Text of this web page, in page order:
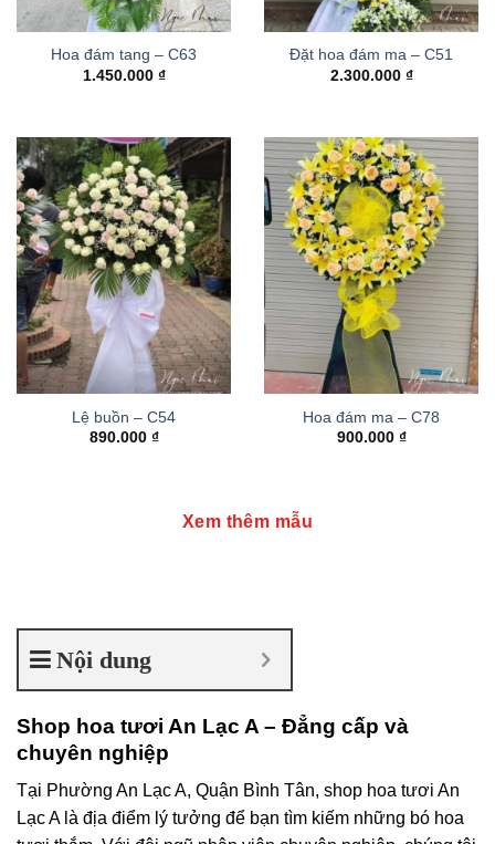
Hoa đám tang – C63
1.450.000 ₫
Đặt hoa đám ma – C51
2.300.000 ₫
Lệ buồn – C54
890.000 ₫
Hoa đám ma – C78
900.000 ₫
Xem thêm mẫu
Nội dung
Shop hoa tươi An Lạc A – Đẳng cấp và
chuyên nghiệp
Tại Phường An Lạc A, Quận Bình Tân, shop hoa tươi An
Lạc A là địa điểm lý tưởng để bạn tìm kiếm những bó hoa